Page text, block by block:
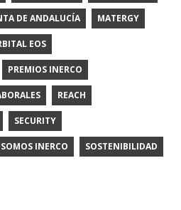
DE ANDALUCÍA MATERGY
EOS
PREMIOS INERCO
REACH
SECURITY
SOMOS INERCO SOSTENIBILIDAD